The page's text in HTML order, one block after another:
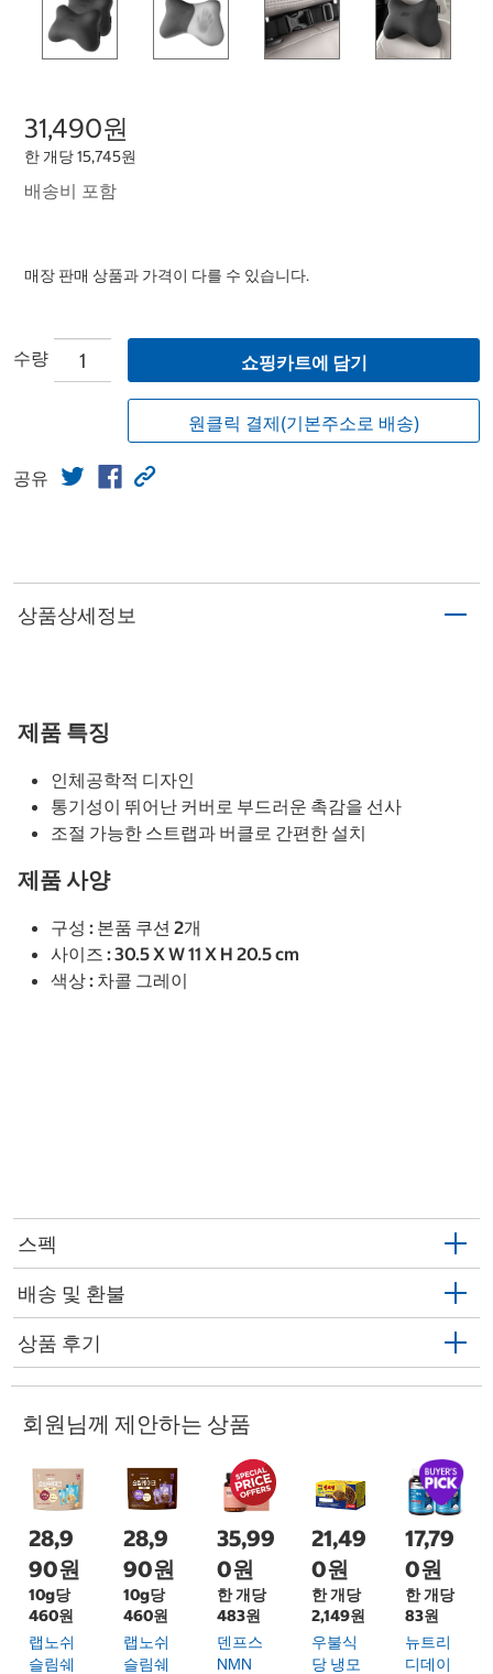
31,490원
한 개당 15,745원
배송비 포함
매장 판매 상품과 가격이 다를 수 있습니다.
수량 쇼핑카트에 담기
원클릭 결제(기본주소로 배송)
공유
상품상세정보
제품 특징
인체공학적 디자인
통기성이 뛰어난 커버로 부드러운 촉감을 선사
조절 가능한 스트랩과 버클로 간편한 설치
제품 사양
구성 : 본품 쿠션 2개
사이즈 : 30.5 X W 11 X H 20.5 cm
색상 : 차콜 그레이
스펙
배송 및 환불
상품 후기
회원님께 제안하는 상품
28,9
90원
10g당
460원
랩노쉬
슬림쉐
28,9
90원
10g당
460원
랩노쉬
슬림쉐
35,99
0원
한 개당
483원
덴프스
NMN
21,49
0원
한 개당
2,149원
우불식
당 냉모
17,79
0원
한 개당
83원
뉴트리
디데이